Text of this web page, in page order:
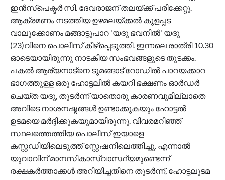
ഇൻസ്പെക്ടർ സി. ദേവരാജന് തലയ്ക്ക് പരിക്കേറ്റു.
ആക്രമണം നടത്തിയ ഉഴമലയ്ക്കൽ കുളപ്പട
വാലൂക്കോണം മങ്ങാട്ടുപാറ 'യദു ഭവനിൽ' യദു
(23)വിനെ പൊലീസ് കീഴ്പ്പെടുത്തി. ഇന്നലെ രാത്രി 10.30
ഓടെയായിരുന്നു നാടകീയ സംഭവങ്ങളുടെ തുടക്കം.
പകൽ ആര്യനാട്നെ ടുമങ്ങാട് റോഡിൽ പാറയക്കാറ
ഭാഗത്തുള്ള ഒരു ഹോട്ടലിൽ കയറി ഭക്ഷണം ഓർഡർ
ചെയ്ത യദു, തുടർന്ന് യാതൊരു കാരണവുമില്ലാതെ
അവിടെ നാശനഷ്ടങ്ങൾ ഉണ്ടാക്കുകയും ഹോട്ടൽ
ഉടമയെ മർദ്ദിക്കുകയുമായിരുന്നു. വിവരമറിഞ്ഞ്
സ്ഥലത്തെത്തിയ പൊലീസ് ഇയാളെ
കസ്റ്റഡിയിലെടുത്ത് സ്റ്റേഷനിലെത്തിച്ചു. എന്നാൽ
യുവാവിന് മാനസികാസ്വാസ്ഥ്യമുണ്ടെന്ന്
രക്ഷകർത്താക്കൾ അറിയിച്ചതിനെ തുടർന്ന്, ഹോട്ടലുടമ